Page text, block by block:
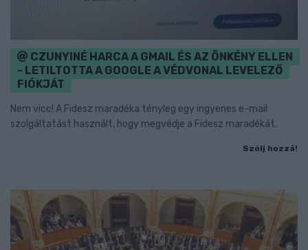
CZUNYINÉ HARCA A GMAIL ÉS AZ ÖNKÉNY ELLEN
- LETILTOTTA A GOOGLE A VÉDVONAL LEVELEZŐ
FIÓKJÁT
Nem vicc! A Fidesz maradéka tényleg egy ingyenes e-mail
szolgáltatást használt, hogy megvédje a Fidesz maradékát.
Szólj hozzá!